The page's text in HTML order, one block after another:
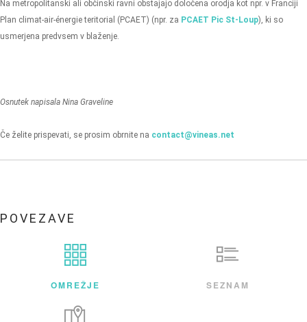
Na metropolitanski ali občinski ravni obstajajo določena orodja kot npr. v Franciji
Plan climat-air-énergie teritorial (PCAET) (npr. za PCAET Pic St-Loup), ki so
usmerjena predvsem v blaženje.
Osnutek napisala Nina Graveline
Če želite prispevati, se prosim obrnite na contact@vineas.net
POVEZAVE
OMREŽJE SEZNAM